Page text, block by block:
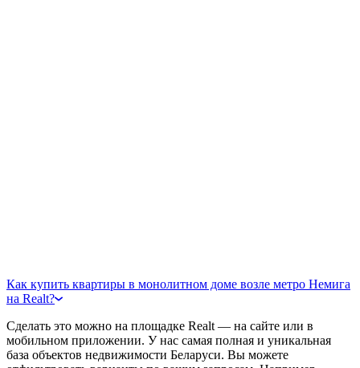
Как купить квартиры в монолитном доме возле метро Немига
на Realt?
Сделать это можно на площадке Realt — на сайте или в
мобильном приложении. У нас самая полная и уникальная
база объектов недвижимости Беларуси. Вы можете